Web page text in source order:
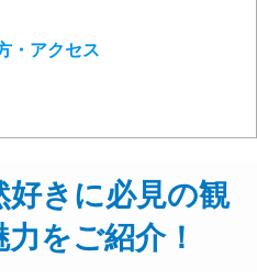
・アクセス
好きに必見の観
をご紹介！